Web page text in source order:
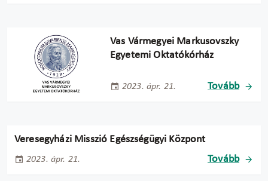
Vas Vármegyei Markusovszky
Egyetemi Oktatókórház
2023. ápr. 21. Tovább
Veresegyházi Misszió Egészségügyi Központ
2023. ápr. 21. Tovább